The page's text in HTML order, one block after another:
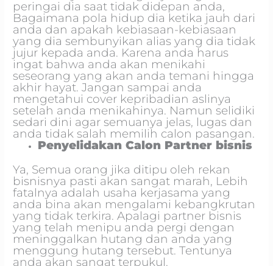
peringai dia saat tidak didepan anda,
Bagaimana pola hidup dia ketika jauh dari
anda dan apakah kebiasaan-kebiasaan
yang dia sembunyikan alias yang dia tidak
jujur kepada anda. Karena anda harus
ingat bahwa anda akan menikahi
seseorang yang akan anda temani hingga
akhir hayat. Jangan sampai anda
mengetahui cover kepribadian aslinya
setelah anda menikahinya. Namun selidiki
sedari dini agar semuanya jelas, lugas dan
anda tidak salah memilih calon pasangan.
Penyelidakan Calon Partner bisnis
Ya, Semua orang jika ditipu oleh rekan
bisnisnya pasti akan sangat marah, Lebih
fatalnya adalah usaha kerjasama yang
anda bina akan mengalami kebangkrutan
yang tidak terkira. Apalagi partner bisnis
yang telah menipu anda pergi dengan
meninggalkan hutang dan anda yang
menggung hutang tersebut. Tentunya
anda akan sangat terpukul.